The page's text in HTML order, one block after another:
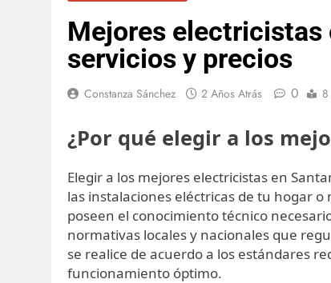
Mejores electricistas
servicios y precios
Constanza Sánchez 2 Años Atrás 0
¿Por qué elegir a los
Elegir a los mejores electricistas en
las instalaciones eléctricas de tu hogar
poseen el conocimiento técnico
normativas locales y nacionales que
se realice de acuerdo a los estándares
funcionamiento óptimo.